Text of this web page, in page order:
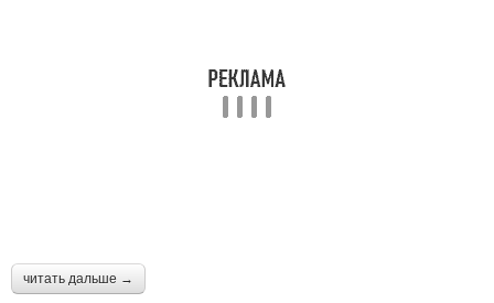
читать дальше →